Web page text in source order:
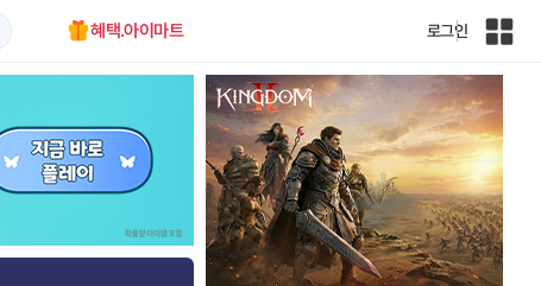
혜택.아이마트 로그인
인
사
이
트
맵